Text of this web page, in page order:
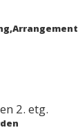
2. etg.